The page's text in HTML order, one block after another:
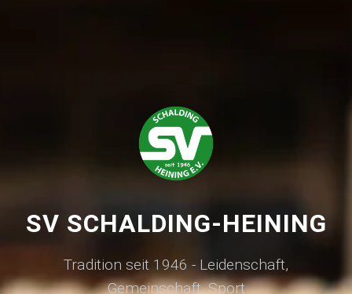
SV SCHALDING-HEINING
Tradition seit 1946 - Leidenschaft,
Gemeinschaft, Sport